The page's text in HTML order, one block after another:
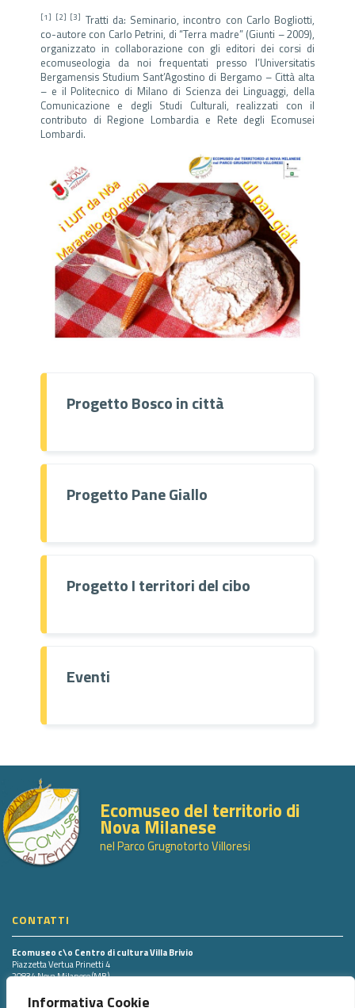
Informativa Cookie
[1] [2] [3] Tratti da: Seminario, incontro con Carlo Bogliotti,
co-autore con Carlo Petrini, di “Terra madre” (Giunti – 2009),
organizzato in collaborazione con gli editori dei corsi di
ecomuseologia da noi frequentati presso l’Universitatis
Bergamensis Studium Sant’Agostino di Bergamo – Città alta
– e il Politecnico di Milano di Scienza dei Linguaggi, della
Comunicazione e degli Studi Culturali, realizzati con il
contributo di Regione Lombardia e Rete degli Ecomusei
Lombardi.
Progetto Bosco in città
Progetto Pane Giallo
Progetto I territori del cibo
Eventi
Ecomuseo del territorio di
Nova Milanese
nel Parco Grugnotorto Villoresi
CONTATTI
Ecomuseo c\o Centro di cultura Villa Brivio
Piazzetta Vertua Prinetti 4
20834 Nova Milanese (MB)